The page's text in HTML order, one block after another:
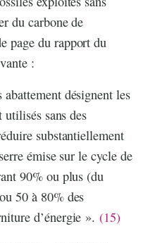
du carbone de
page du rapport du
:
désignent les
sans des
substantiellement
émise sur le cycle de
90% ou plus (du
50 à 80% des
d’énergie ». (15)